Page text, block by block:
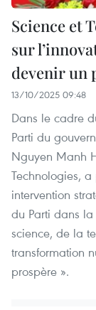
Science et
sur
devenir un
13/10/2025 09:48
Dans le cadre
Parti du
Nguyen Manh
Technologies,
intervention
du Parti dans
science, de la
transformation
prospère ».